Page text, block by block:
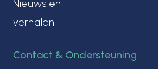
Nieuws en
verhalen
Contact & Ondersteuning